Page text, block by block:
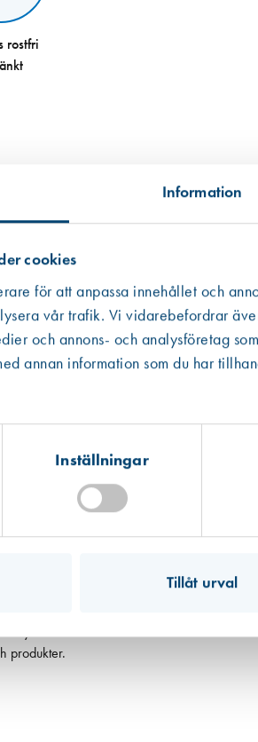
Information
cookies
för att anpassa innehållet och
vår trafik. Vi vidarebefordrar
och annons- och analysföretag
annan information som du har
Inställningar
Tillåt urval
rostfri
och
produkter.